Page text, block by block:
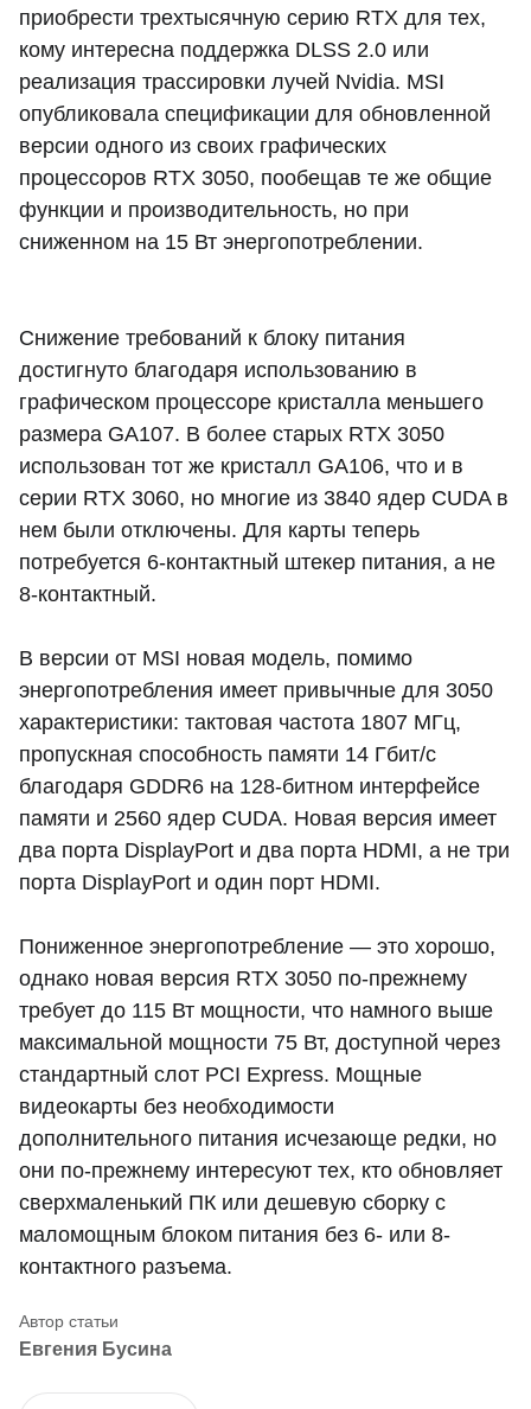
приобрести трехтысячную серию RTX для тех,
кому интересна поддержка DLSS 2.0 или
реализация трассировки лучей Nvidia. MSI
опубликовала спецификации для обновленной
версии одного из своих графических
процессоров RTX 3050, пообещав те же общие
функции и производительность, но при
сниженном на 15 Вт энергопотреблении.
Снижение требований к блоку питания
достигнуто благодаря использованию в
графическом процессоре кристалла меньшего
размера GA107. В более старых RTX 3050
использован тот же кристалл GA106, что и в
серии RTX 3060, но многие из 3840 ядер CUDA в
нем были отключены. Для карты теперь
потребуется 6-контактный штекер питания, а не
8-контактный.
В версии от MSI новая модель, помимо
энергопотребления имеет привычные для 3050
характеристики: тактовая частота 1807 МГц,
пропускная способность памяти 14 Гбит/с
благодаря GDDR6 на 128-битном интерфейсе
памяти и 2560 ядер CUDA. Новая версия имеет
два порта DisplayPort и два порта HDMI, а не три
порта DisplayPort и один порт HDMI.
Пониженное энергопотребление — это хорошо,
однако новая версия RTX 3050 по-прежнему
требует до 115 Вт мощности, что намного выше
максимальной мощности 75 Вт, доступной через
стандартный слот PCI Express. Мощные
видеокарты без необходимости
дополнительного питания исчезающе редки, но
они по-прежнему интересуют тех, кто обновляет
сверхмаленький ПК или дешевую сборку с
маломощным блоком питания без 6- или 8-
контактного разъема.
Евгения Бусина